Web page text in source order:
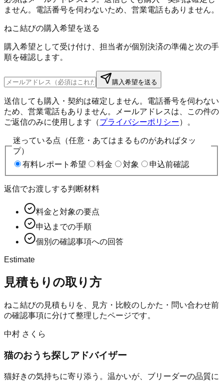
ません。電話番号を伺わないため、営業電話もありません。
ねこ結びの購入希望を送る
購入希望として受け付け、担当者が個別決済の準備と次の手
順を確認します。
購入希望を送る
送信しても購入・契約は確定しません。電話番号を伺わない
ため、営業電話もありません。メールアドレスは、この件の
ご返信のみに使用します（プライバシーポリシー）。
迷っている点（任意・あてはまるものがあればタッ
プ）
有料レポート希望
料金 対象 申込前確認
返信でお渡しする判断材料
料金と対象の要点
申込までの手順
個別の確認事項への回答
Estimate
見積もりの取り方
ねこ結びの見積もりを、見方・比較のしかた・問い合わせ前
の確認事項に分けて整理したページです。
中村 さくら
猫のおうち探しアドバイザー
猫好きの気持ちに寄り添う。温かいが、ブリーダーの品質に